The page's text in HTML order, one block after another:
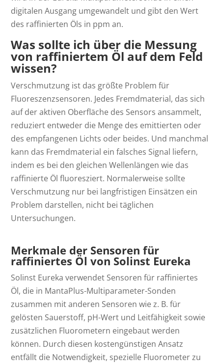
digitalen Ausgang umgewandelt und gibt den Wert
des raffinierten Öls in ppm an.
Was sollte ich über die Messung
von raffiniertem Öl auf dem Feld
wissen?
Verschmutzung ist das größte Problem für
Fluoreszenzsensoren. Jedes Fremdmaterial, das sich
auf der aktiven Oberfläche des Sensors ansammelt,
reduziert entweder die Menge des emittierten oder
des empfangenen Lichts oder beides. Und manchmal
kann das Fremdmaterial ein falsches Signal liefern,
indem es bei den gleichen Wellenlängen wie das
raffinierte Öl fluoresziert. Normalerweise sollte
Verschmutzung nur bei langfristigen Einsätzen ein
Problem darstellen, nicht bei täglichen
Untersuchungen.
Merkmale der Sensoren für
raffiniertes Öl von Solinst Eureka
Solinst Eureka verwendet Sensoren für raffiniertes
Öl, die in MantaPlus-Multiparameter-Sonden
zusammen mit anderen Sensoren wie z. B. für
gelösten Sauerstoff, pH-Wert und Leitfähigkeit sowie
zusätzlichen Fluorometern eingebaut werden
können. Durch diesen kostengünstigen Ansatz
entfällt die Notwendigkeit, spezielle Fluorometer zu